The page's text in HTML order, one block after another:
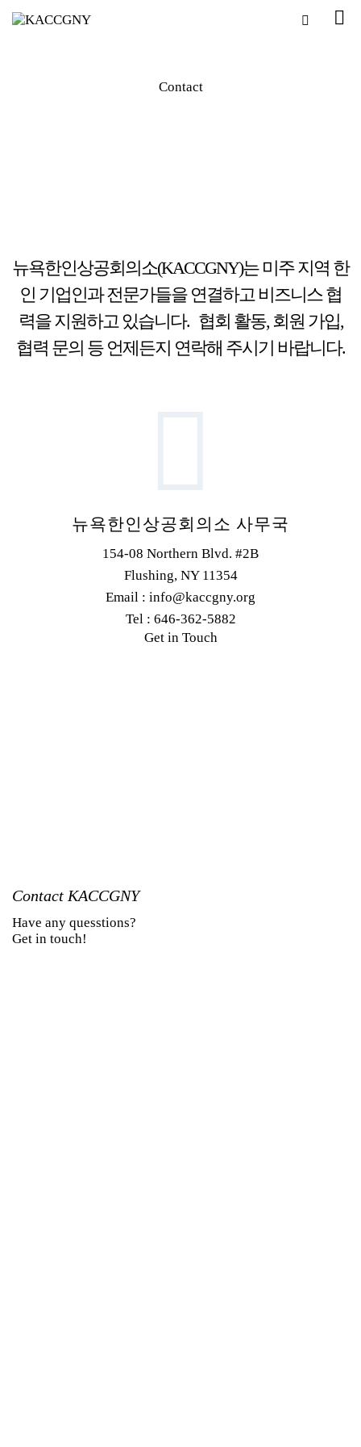
Contact
뉴욕한인상공회의소(KACCGNY)는 미주 지역 한
인 기업인과 전문가들을 연결하고 비즈니스 협
력을 지원하고 있습니다. 협회 활동, 회원 가입,
협력 문의 등 언제든지 연락해 주시기 바랍니다.
뉴욕한인상공회의소 사무국
154-08 Northern Blvd. #2B
Flushing, NY 11354
Email : info@kaccgny.org
Tel : 646-362-5882
Get in Touch
Contact KACCGNY
Have any quesstions?
Get in touch!